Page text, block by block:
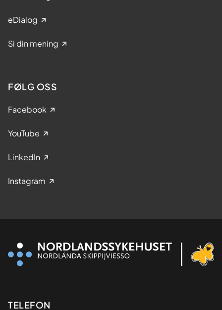
eDialog
Si din mening
FØLG OSS
Facebook
YouTube
LinkedIn
Instagram
TELEFON